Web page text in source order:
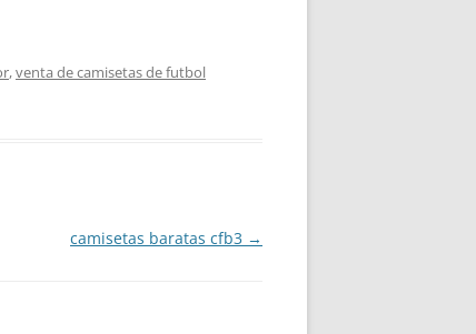
,venta de camisetas de futbol
camisetas baratas cfb3 →